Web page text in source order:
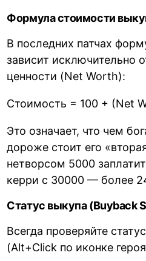
Формула стоимости
В последних патчах
зависит исключительно
ценности (Net Worth):
Стоимость = 100 + (Net
Это означает, что чем
дороже стоит его
нетворсом 5000
керри с 30000 — более
Статус выкупа (Buyback
Всегда проверяйте
(Alt+Click по иконке